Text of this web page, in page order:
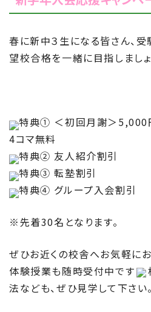
春に新中３生になる皆さん、受
望校合格を一緒に目指しましょ
特典① ＜初回月謝＞5,000
4コマ無料
特典② 友人紹介割引
特典③ 転塾割引
特典④ グループ入会割引
※先着30名となります。
ぜひお近くの校舎へお気軽に
体験授業も随時受付中です
法なども、ぜひ見学して下さい。